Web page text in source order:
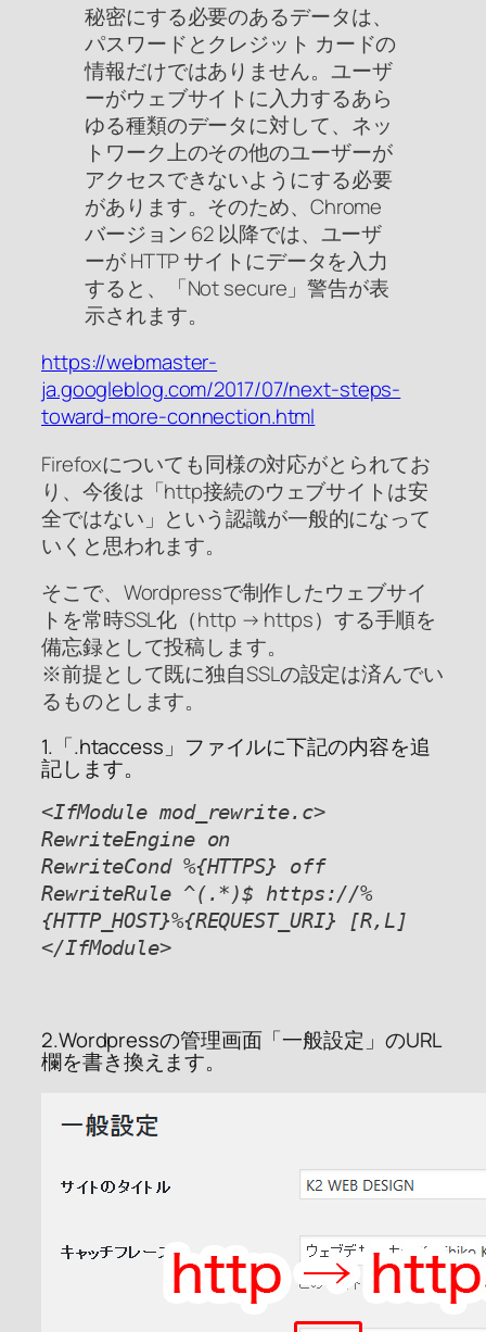
秘密にする必要のあるデータは、
パスワードとクレジット カードの
情報だけではありません。ユーザ
ーがウェブサイトに入力するあら
ゆる種類のデータに対して、ネッ
トワーク上のその他のユーザーが
アクセスできないようにする必要
があります。そのため、Chrome
バージョン 62 以降では、ユーザ
ーが HTTP サイトにデータを入力
すると、「Not secure」警告が表
示されます。
https://webmaster-
ja.googleblog.com/2017/07/next-steps-
toward-more-connection.html
Firefoxについても同様の対応がとられてお
り、今後は「http接続のウェブサイトは安
全ではない」という認識が一般的になって
いくと思われます。
そこで、Wordpressで制作したウェブサイ
トを常時SSL化（http → https）する手順を
備忘録として投稿します。
※前提として既に独自SSLの設定は済んでい
るものとします。
1.「.htaccess」ファイルに下記の内容を追
記します。
<IfModule mod_rewrite.c>
RewriteEngine on
RewriteCond %{HTTPS} off
RewriteRule ^(.*)$ https://%
{HTTP_HOST}%{REQUEST_URI} [R,L]
</IfModule>
2.Wordpressの管理画面「一般設定」のURL
欄を書き換えます。